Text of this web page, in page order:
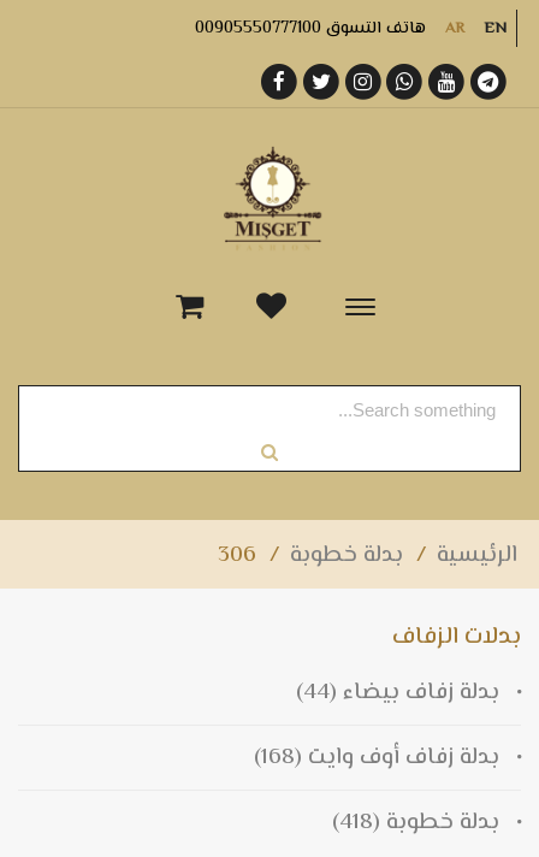
AR EN هاتف التسوق 00905550777100
-
الرئيسية / بدلة خطوبة /
306
بدلات الزفاف
بدلة زفاف بيضاء (44)
بدلة زفاف أوف وايت (168)
بدلة خطوبة (418)